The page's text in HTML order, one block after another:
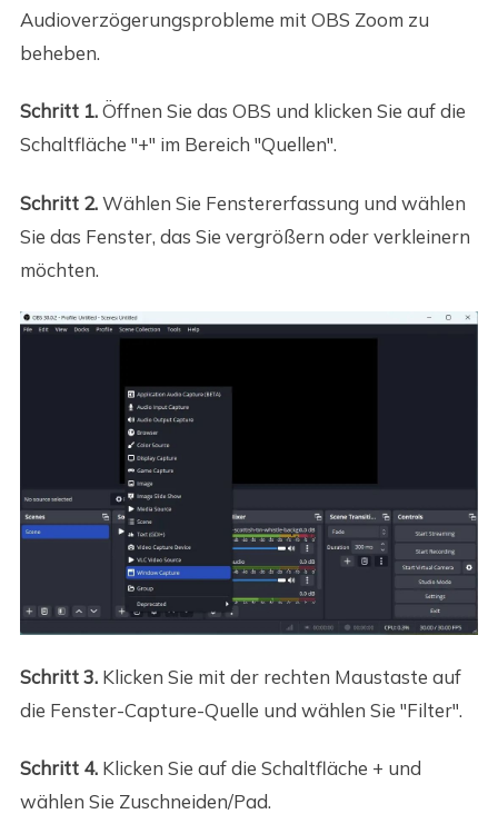
Audioverzögerungsprobleme mit OBS Zoom zu
beheben.
Schritt 1.Öffnen Sie das OBS und klicken Sie auf die
Schaltfläche "+" im Bereich "Quellen".
Schritt 2.Wählen Sie Fenstererfassung und wählen
Sie das Fenster, das Sie vergrößern oder verkleinern
möchten.
Schritt 3. Klicken Sie mit der rechten Maustaste auf
die Fenster-Capture-Quelle und wählen Sie "Filter".
Schritt 4. Klicken Sie auf die Schaltfläche + und
wählen Sie Zuschneiden/Pad.